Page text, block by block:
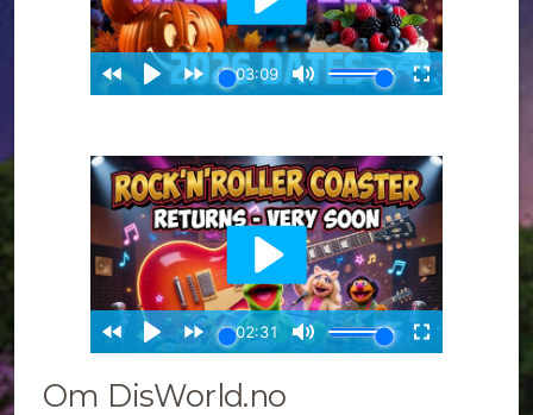
Om DisWorld.no